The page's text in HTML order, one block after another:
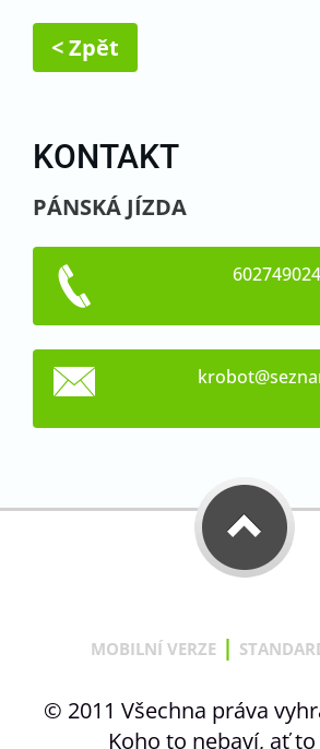
< Zpět
KONTAKT
PÁNSKÁ JÍZDA
602749024
krobot@s
MOBILNÍ VERZE |
© 2011 Všechna práva
Koho to nebaví, ať